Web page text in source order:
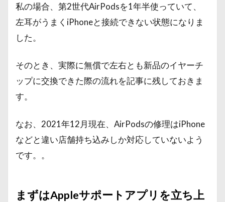
私の場合、第2世代AirPodsを1年半使っていて、
左耳がうまくiPhoneと接続できない状態になりま
した。
そのとき、実際に無償で左右とも新品のイヤーチ
ップに交換できた際の流れを記事に残しておきま
す。
なお、2021年12月現在、AirPodsの修理はiPhone
などと違い店舗持ち込みしか対応していないよう
です。。
まずはAppleサポートアプリを立ち上